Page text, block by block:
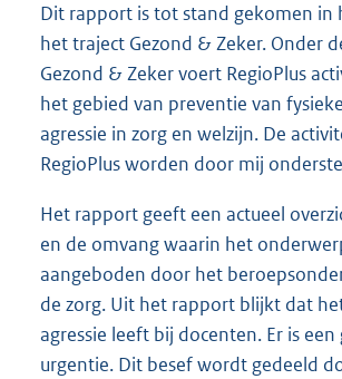
Dit rapport is tot stand gekomen in
het traject Gezond & Zeker. Onder
Gezond & Zeker voert RegioPlus
het gebied van preventie van
agressie in zorg en welzijn. De
RegioPlus worden door mij
Het rapport geeft een actueel
en de omvang waarin het
aangeboden door het
de zorg. Uit het rapport blijkt dat
agressie leeft bij docenten. Er is een
urgentie. Dit besef wordt gedeeld